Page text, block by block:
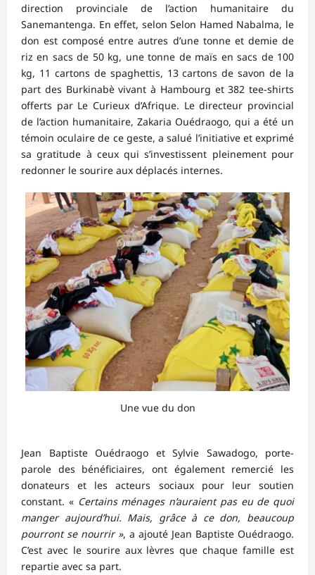
direction provinciale de l’action humanitaire du
Sanemantenga. En effet, selon Selon Hamed Nabalma, le
don est composé entre autres d’une tonne et demie de
riz en sacs de 50 kg, une tonne de maïs en sacs de 100
kg, 11 cartons de spaghettis, 13 cartons de savon de la
part des Burkinabè vivant à Hambourg et 382 tee-shirts
offerts par Le Curieux d’Afrique. Le directeur provincial
de l’action humanitaire, Zakaria Ouédraogo, qui a été un
témoin oculaire de ce geste, a salué l’initiative et exprimé
sa gratitude à ceux qui s’investissent pleinement pour
redonner le sourire aux déplacés internes.
Une vue du don
Jean Baptiste Ouédraogo et Sylvie Sawadogo, porte-
parole des bénéficiaires, ont également remercié les
donateurs et les acteurs sociaux pour leur soutien
constant. « Certains ménages n’auraient pas eu de quoi
manger aujourd’hui. Mais, grâce à ce don, beaucoup
pourront se nourrir », a ajouté Jean Baptiste Ouédraogo.
C’est avec le sourire aux lèvres que chaque famille est
repartie avec sa part.